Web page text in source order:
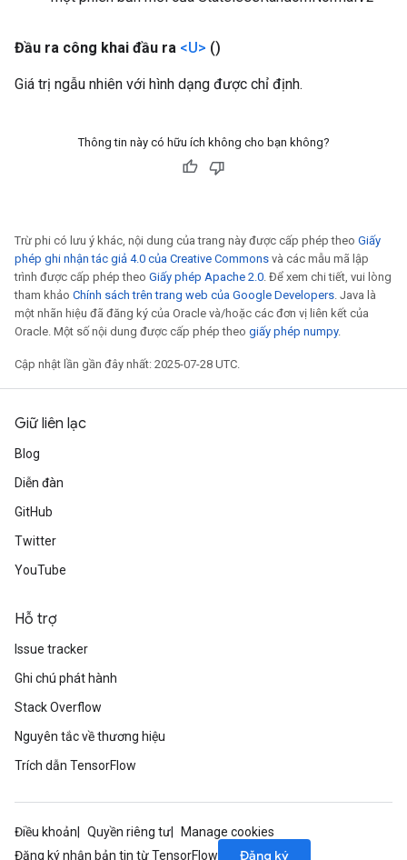
Đầu ra công khai đầu ra <U> ()
Giá trị ngẫu nhiên với hình dạng được chỉ định.
Thông tin này có hữu ích không cho bạn không?
Trừ phi có lưu ý khác, nội dung của trang này được cấp phép theo Giấy
phép ghi nhận tác giả 4.0 của Creative Commons và các mẫu mã lập
trình được cấp phép theo Giấy phép Apache 2.0. Để xem chi tiết, vui lòng
tham khảo Chính sách trên trang web của Google Developers. Java là
một nhãn hiệu đã đăng ký của Oracle và/hoặc các đơn vị liên kết của
Oracle. Một số nội dung được cấp phép theo giấy phép numpy.
Cập nhật lần gần đây nhất: 2025-07-28 UTC.
Giữ liên lạc
Blog
Diễn đàn
GitHub
Twitter
YouTube
Hỗ trợ
Issue tracker
Ghi chú phát hành
Stack Overflow
Nguyên tắc về thương hiệu
Trích dẫn TensorFlow
Điều khoản Quyền riêng tư
Manage cookies
Đăng ký nhận bản tin từ TensorFlow
Đăng ký